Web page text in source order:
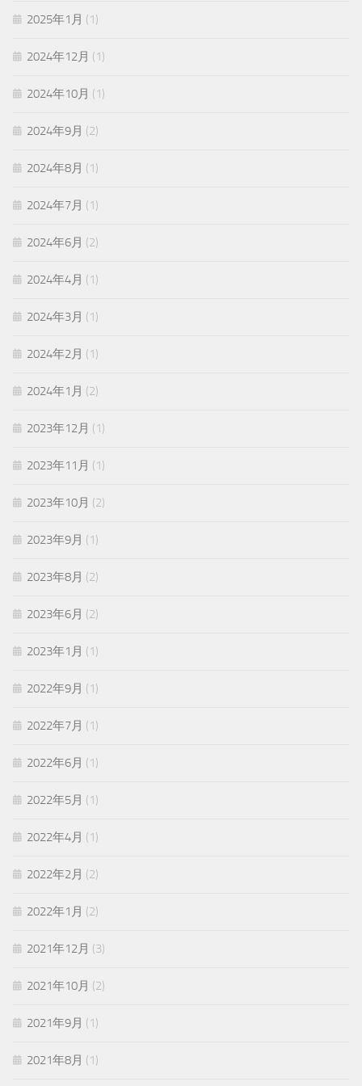
2025年1月 (1)
2024年12月 (1)
2024年10月 (1)
2024年9月 (2)
2024年8月 (1)
2024年7月 (1)
2024年6月 (2)
2024年4月 (1)
2024年3月 (1)
2024年2月 (1)
2024年1月 (2)
2023年12月 (1)
2023年11月 (1)
2023年10月 (2)
2023年9月 (1)
2023年8月 (2)
2023年6月 (2)
2023年1月 (1)
2022年9月 (1)
2022年7月 (1)
2022年6月 (1)
2022年5月 (1)
2022年4月 (1)
2022年2月 (2)
2022年1月 (2)
2021年12月 (3)
2021年10月 (2)
2021年9月 (1)
2021年8月 (1)